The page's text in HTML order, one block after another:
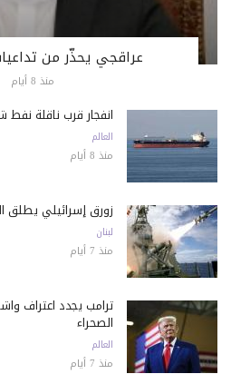
عراقجي يحذّر من
منذ 8 أيام
انفجار قرب ناقلة
العالم
منذ 8 أيام
زورق إسرائيلي يطلق
لبنان
منذ 7 أيام
ترامب يجدد اعتراف
الصحراء
العالم
منذ 7 أيام